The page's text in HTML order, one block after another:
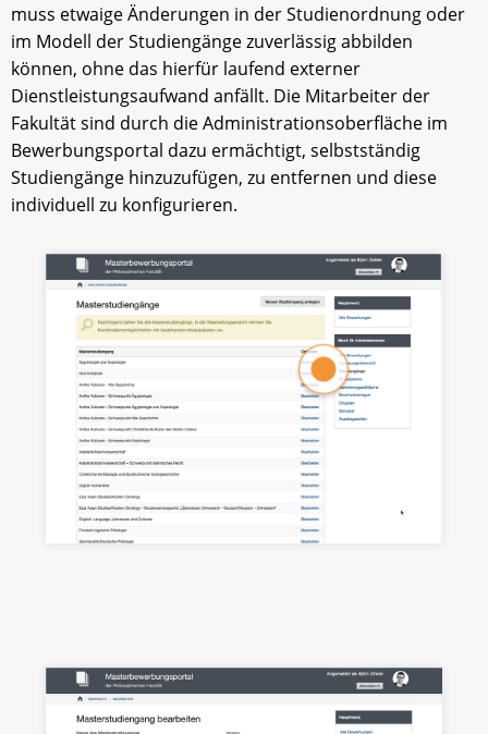
muss etwaige Änderungen in der Studienordnung oder
im Modell der Studiengänge zuverlässig abbilden
können, ohne das hierfür laufend externer
Dienstleistungsaufwand anfällt. Die Mitarbeiter der
Fakultät sind durch die Administrationsoberfläche im
Bewerbungsportal dazu ermächtigt, selbstständig
Studiengänge hinzuzufügen, zu entfernen und diese
individuell zu konfigurieren.